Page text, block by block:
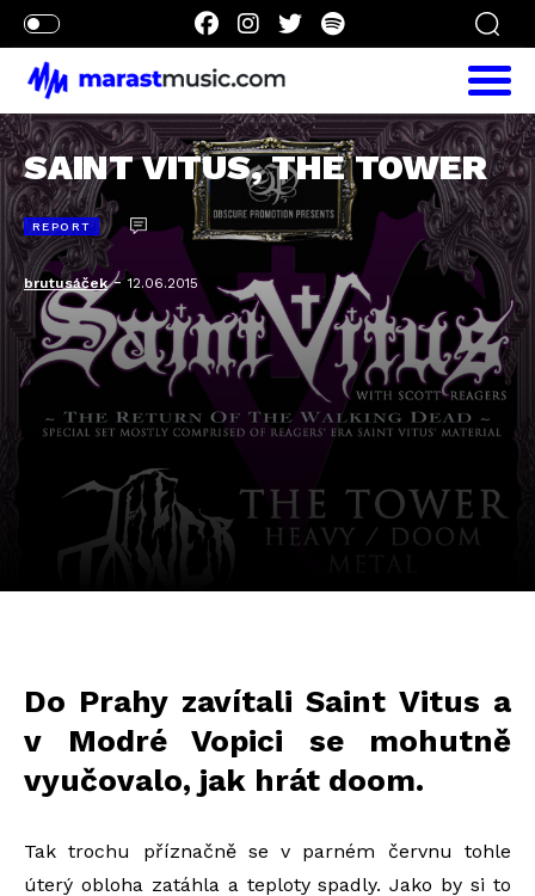
SAINT VITUS, THE TOWER
REPORT
brutusáček-12.06.2015
Do Prahy zavítali Saint Vitus a
v Modré Vopici se mohutně
vyučovalo, jak hrát doom.
Tak trochu příznačně se v parném červnu tohle
úterý obloha zatáhla a teploty spadly. Jako by si to